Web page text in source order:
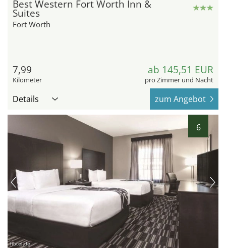
Best Western Fort Worth Inn &
Suites
Fort Worth
7,99
Kilometer
ab 145,51 EUR
pro Zimmer und Nacht
Details zum Angebot
6
hotel.de